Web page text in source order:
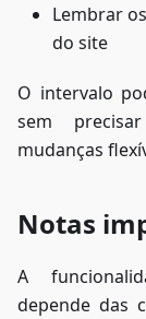
Lembrar
do site
O intervalo
sem
mudanças
Notas
A
depende das